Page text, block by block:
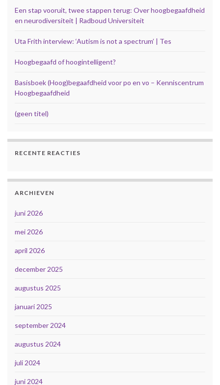
Een stap vooruit, twee stappen terug: Over hoogbegaafdheid
en neurodiversiteit | Radboud Universiteit
Uta Frith interview: ‘Autism is not a spectrum’ | Tes
Hoogbegaafd of hoogintelligent?
Basisboek (Hoog)begaafdheid voor po en vo – Kenniscentrum
Hoogbegaafdheid
(geen titel)
RECENTE REACTIES
ARCHIEVEN
juni 2026
mei 2026
april 2026
december 2025
augustus 2025
januari 2025
september 2024
augustus 2024
juli 2024
juni 2024